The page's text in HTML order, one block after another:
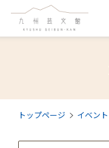
トップページ イベント